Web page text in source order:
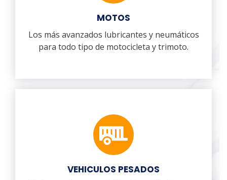
MOTOS
Los más avanzados lubricantes y neumáticos
para todo tipo de motocicleta y trimoto.
VEHICULOS PESADOS